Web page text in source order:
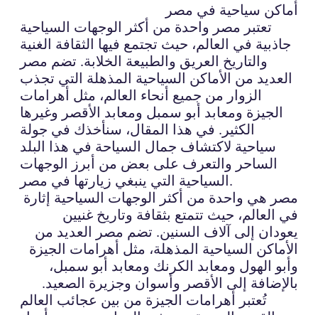
أماكن سياحية في مصر
تعتبر مصر واحدة من أكثر الوجهات السياحية
جاذبية في العالم، حيث تجتمع فيها الثقافة الغنية
والتاريخ العريق والطبيعة الخلابة. تضم مصر
العديد من الأماكن السياحية المذهلة التي تجذب
الزوار من جميع أنحاء العالم، مثل أهرامات
الجيزة ومعابد أبو سمبل ومعابد الأقصر وغيرها
الكثير. في هذا المقال، سنأخذك في جولة
سياحية لاكتشاف جمال السياحة في هذا البلد
الساحر والتعرف على بعض من أبرز الوجهات
السياحية التي ينبغي زيارتها في مصر.
مصر هي واحدة من أكثر الوجهات السياحية إثارة
في العالم، حيث تتمتع بثقافة وتاريخ غنيين
يعودان إلى آلاف السنين. تضم مصر العديد من
الأماكن السياحية المذهلة، مثل أهرامات الجيزة
وأبو الهول ومعابد الكرنك ومعابد أبو سمبل،
بالإضافة إلى الأقصر وأسوان وجزيرة الصعيد.
تُعتبر أهرامات الجيزة من بين عجائب العالم